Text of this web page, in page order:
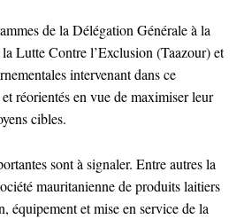
de la Délégation Générale à la
Lutte Contre l’Exclusion (Taazour) et
intervenant dans ce
réorientés en vue de maximiser leur
cibles.
sont à signaler. Entre autres la
mauritanienne de produits laitiers
équipement et mise en service de la